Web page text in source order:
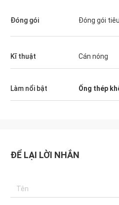
Đóng gói Đóng gói
Kĩ thuật Cán nóng
Làm nổi bật Ống thép
ĐỂ LẠI LỜI NHẮN